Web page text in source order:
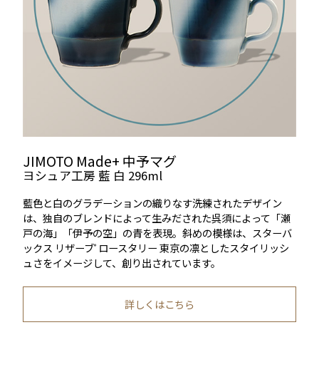
JIMOTO Made+ 中予マグ
ヨシュア工房 藍 白 296ml
藍色と白のグラデーションの織りなす洗練されたデザイン
は、独自のブレンドによって生みだされた呉須によって「瀬
戸の海」「伊予の空」の青を表現。斜めの模様は、スターバ
ックス リザーブ®️ ロースタリー 東京の凛としたスタイリッシ
ュさをイメージして、創り出されています。
詳しくはこちら